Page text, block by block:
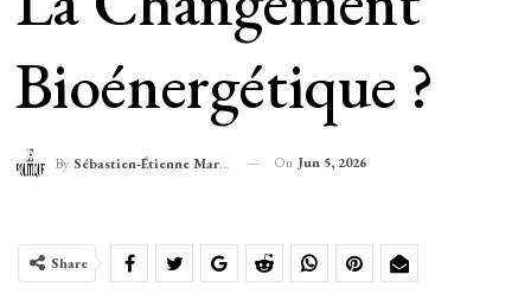
Bioénergétique ?
By Sébastien-Étienne Marechal On Jun 5, 2026
Share